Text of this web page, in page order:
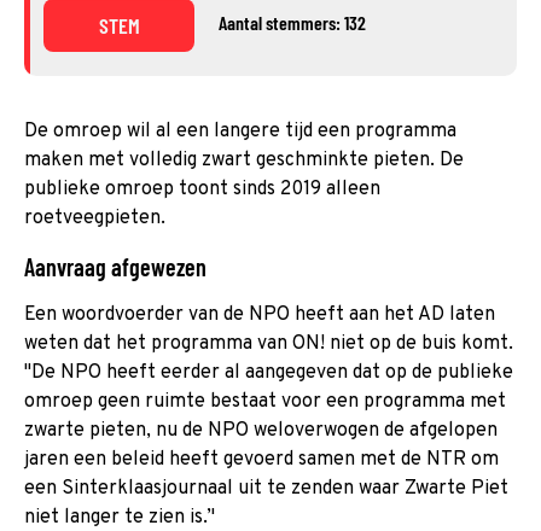
STEM Aantal stemmers: 132
De omroep wil al een langere tijd een programma
maken met volledig zwart geschminkte pieten. De
publieke omroep toont sinds 2019 alleen
roetveegpieten.
Aanvraag afgewezen
Een woordvoerder van de NPO heeft aan het AD laten
weten dat het programma van ON! niet op de buis komt.
''De NPO heeft eerder al aangegeven dat op de publieke
omroep geen ruimte bestaat voor een programma met
zwarte pieten, nu de NPO weloverwogen de afgelopen
jaren een beleid heeft gevoerd samen met de NTR om
een Sinterklaasjournaal uit te zenden waar Zwarte Piet
niet langer te zien is.’'